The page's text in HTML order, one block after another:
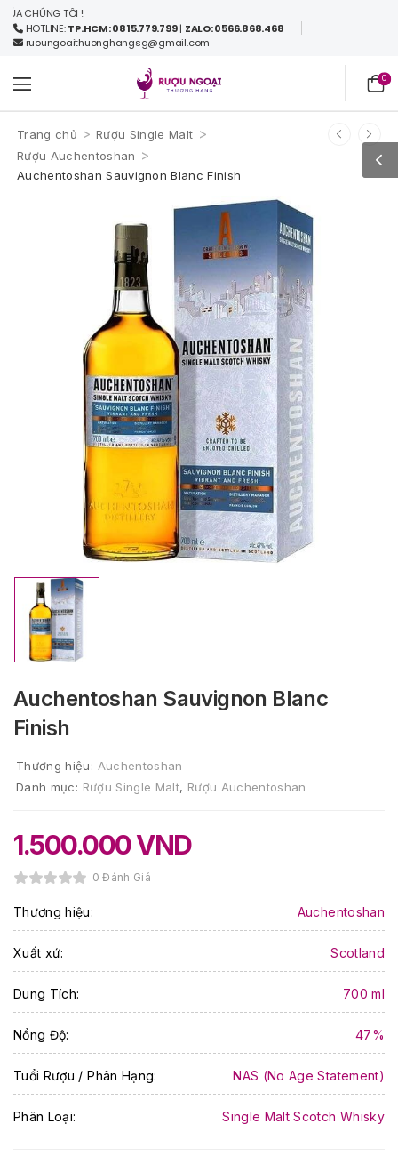
TÔI !
HOTLINE:TP.HCM: 0815.779.799| ZALO: 0566.868.468
ruoungoaithuonghangsg@gmail.com
0
Trang chủ > Rượu Single Malt >
Rượu Auchentoshan >
Auchentoshan Sauvignon Blanc Finish
Auchentoshan Sauvignon Blanc
Finish
Thương hiệu: Auchentoshan
Danh mục: Rượu Single Malt, Rượu Auchentoshan
1.500.000VND
0 Đánh Giá
Thương hiệu: Auchentoshan
Xuất xứ: Scotland
Dung Tích: 700 ml
Nồng Độ: 47%
Tuổi Rượu / Phân Hạng: NAS (No Age Statement)
Phân Loại: Single Malt Scotch Whisky